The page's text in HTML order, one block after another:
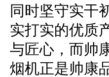
同时坚守实干
实打实的优质
与匠心，而帅
烟机正是帅康